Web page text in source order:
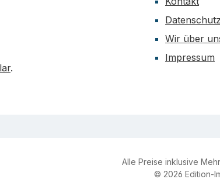
.
Datenschutz
Wir über
Impressum
Alle Preise inklusive
© 2026 Edition-